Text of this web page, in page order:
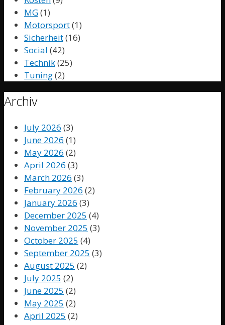
MG(1)
Motorsport(1)
Sicherheit(16)
Social (42)
Technik(25)
Tuning(2)
Archiv
July 2026 (3)
June 2026 (1)
May 2026 (2)
April 2026 (3)
March 2026 (3)
February 2026 (2)
January 2026 (3)
December 2025 (4)
November 2025 (3)
October 2025 (4)
September 2025 (3)
August 2025 (2)
July 2025 (2)
June 2025 (2)
May 2025 (2)
April 2025 (2)